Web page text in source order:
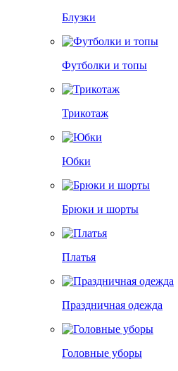
Блузки
Футболки и топы
Трикотаж
Юбки
Брюки и шорты
Платья
Праздничная одежда
Головные уборы